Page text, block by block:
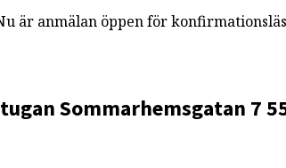
är anmälan öppen för
Sommarhemsgatan 7